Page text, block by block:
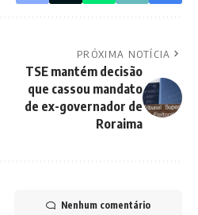
PRÓXIMA NOTÍCIA
TSE mantém decisão
que cassou mandato
de ex-governador de
Roraima
Nenhum comentário